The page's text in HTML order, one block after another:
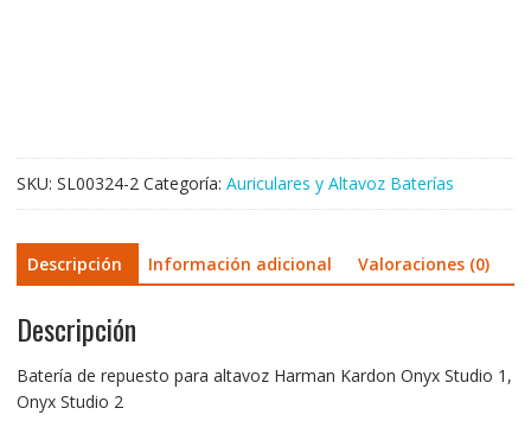
1,
Onyx
Studio
2
cantidad
SKU: SL00324-2 Categoría: Auriculares y Altavoz Baterías
Descripción Información adicional Valoraciones (0)
Descripción
Batería de repuesto para altavoz Harman Kardon Onyx Studio 1,
Onyx Studio 2